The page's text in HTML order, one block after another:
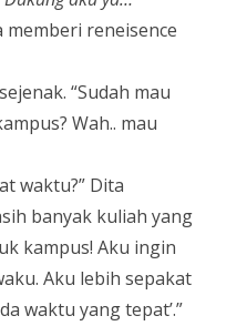
memberi reneisence
“Sudah mau
Wah.. mau
waktu?” Dita
banyak kuliah yang
kampus! Aku ingin
Aku lebih sepakat
waktu yang tepat’.”